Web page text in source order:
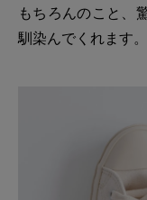
もちろんのこと、
馴染んでくれます。